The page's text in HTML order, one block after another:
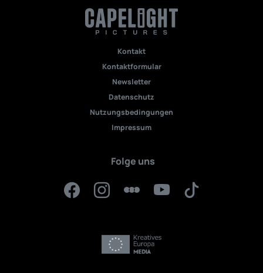
Kontakt
Kontaktformular
Newsletter
Datenschutz
Nutzungsbedingungen
Impressum
Folge uns